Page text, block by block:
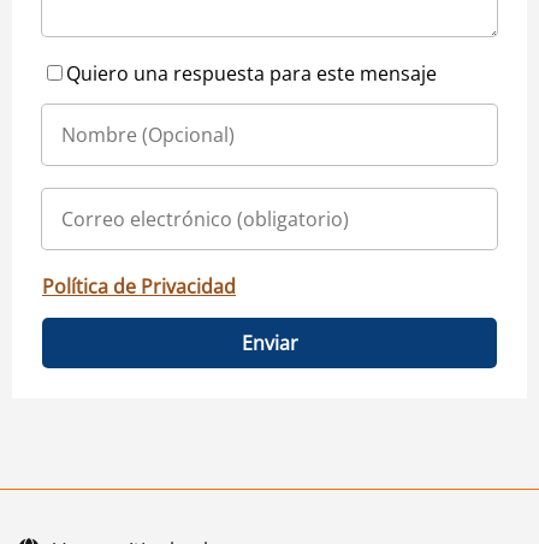
Quiero una respuesta para este mensaje
Política de Privacidad
Enviar